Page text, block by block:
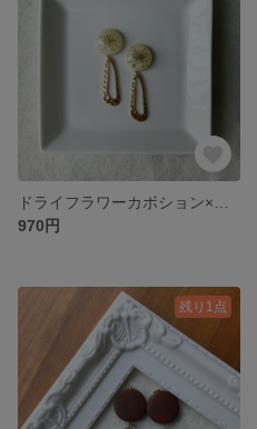
970円
残り1点